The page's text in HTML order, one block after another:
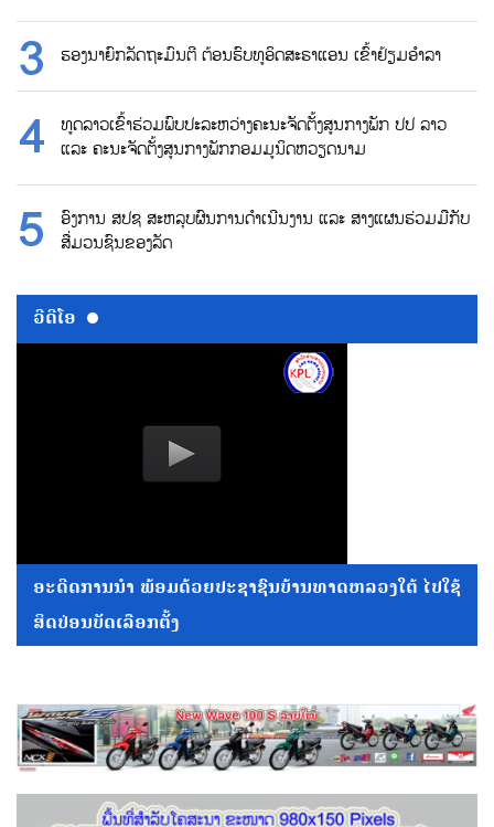
ຮອງນາຍົກລັດຖະມົນຕີ ຕ້ອນຮົບທູອິດສະຣາແອນ ເຂົ້າຢ້ຽມອຳລາ
ທູດລາວເຂົ້າຮ່ວມພົບປະລະຫວ່າງຄະນະຈັດຕັ້ງສູນກາງພັກ ປປ ລາວ
ແລະ ຄະນະຈັດຕັ້ງສູນກາງພັກກອມມູນິດຫວຽດນາມ
ອົງການ ສປຊ ສະຫລຸບຜົນການດຳເນີນງານ ແລະ ສາງແຜນຮ່ວມມືກັບ
ສື່ມວນຊົນຂອງລັດ
ວີດີໂອ
ອະດີດການນໍາ ພ້ອມດ້ວຍປະຊາຊົນບ້ານທາດຫລວງໃຕ້ ໄປໃຊ້
ສິດປ່ອນບັດເລືອກຕັ້ງ